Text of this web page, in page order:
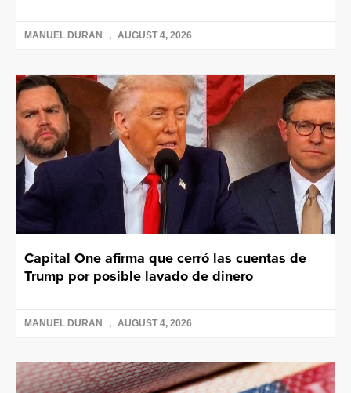
MANUEL DURAN AUGUST 4, 2026
Capital One afirma que cerró las cuentas de
Trump por posible lavado de dinero
MANUEL DURAN AUGUST 4, 2026